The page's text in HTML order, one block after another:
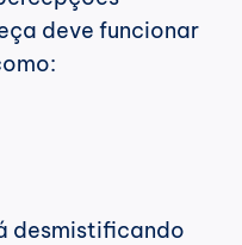
deve funcionar
desmistificando